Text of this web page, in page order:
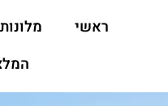
ראשי מלונות